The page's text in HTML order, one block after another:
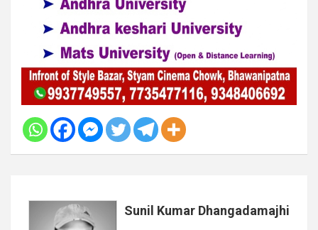
Sunil Kumar Dhangadamajhi